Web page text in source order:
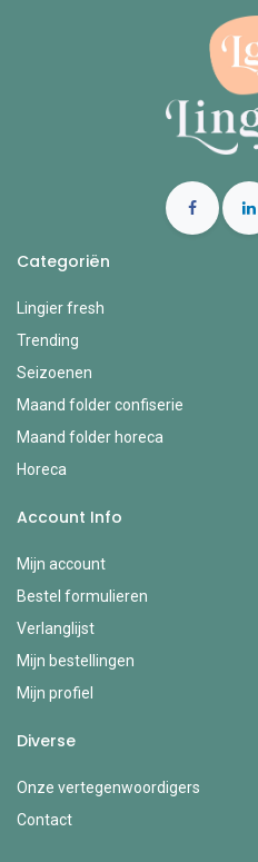
Categoriën
Lingier fresh
Trending
Seizoenen
Maand folder confiserie
Maand folder horeca
Horeca
Account Info
Mijn account
Bestel formulieren
Verlanglijst
Mijn bestellingen
Mijn profiel
Diverse
Onze vertegenwoordigers
Contact